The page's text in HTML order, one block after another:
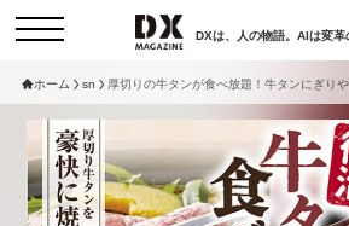
DXは、人の物語。AIは変革
コラム インタ
セミナー ニュース
サービスメニュー 日本オム
検索
ホーム sn 厚切りの牛タンが食べ放題！牛タンにぎり